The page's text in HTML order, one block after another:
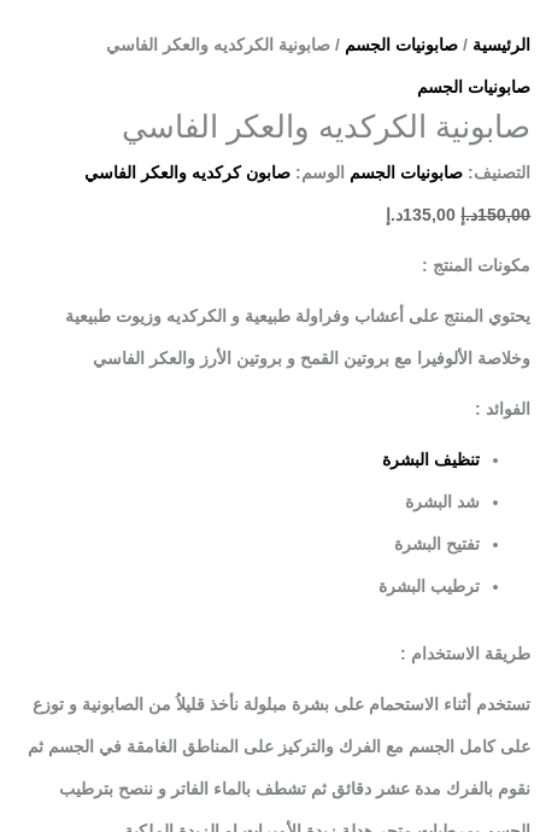
الرئيسية / صابونيات الجسم / صابونية الكركديه والعكر الفاسي
صابونيات الجسم
صابونية الكركديه والعكر الفاسي
التصنيف: صابونيات الجسم الوسم: صابون كركديه والعكر الفاسي
150,00د.إ 135,00د.إ
مكونات المنتج :
يحتوي المنتج على أعشاب وفراولة طبيعية و الكركديه وزيوت طبيعية
وخلاصة الألوفيرا مع بروتين القمح و بروتين الأرز والعكر الفاسي
الفوائد :
تنظيف البشرة
شد البشرة
تفتيح البشرة
ترطيب البشرة
طريقة الاستخدام :
تستخدم أثناء الاستحمام على بشرة مبلولة نأخذ قليلاُ من الصابونية و توزع
على كامل الجسم مع الفرك والتركيز على المناطق الغامقة في الجسم ثم
نقوم بالفرك مدة عشر دقائق ثم تشطف بالماء الفاتر و ننصح بترطيب